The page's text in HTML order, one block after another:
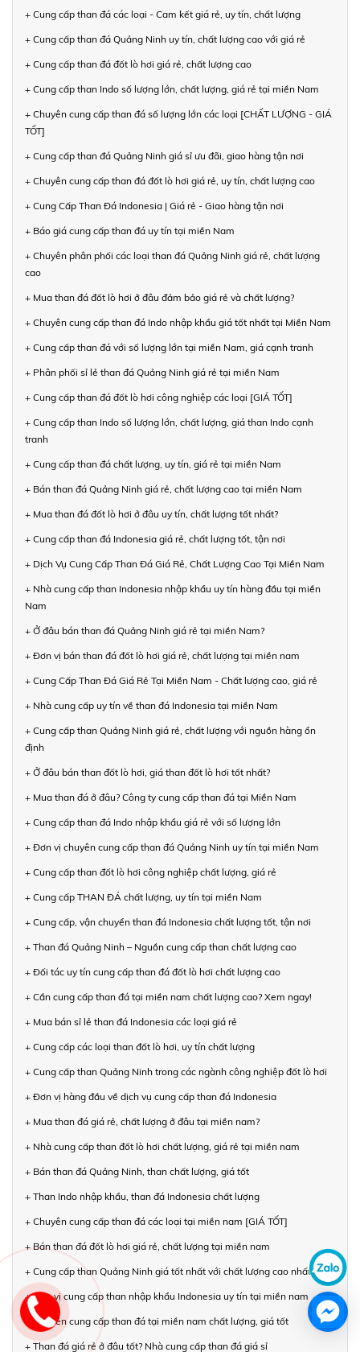
+ Cung cấp than đá các loại - Cam kết giá rẻ, uy tín, chất lượng
+ Cung cấp than đá Quảng Ninh uy tín, chất lượng cao với giá rẻ
+ Cung cấp than đá đốt lò hơi giá rẻ, chất lượng cao
+ Cung cấp than Indo số lượng lớn, chất lượng, giá rẻ tại miền Nam
+ Chuyên cung cấp than đá số lượng lớn các loại [CHẤT LƯỢNG - GIÁ
TỐT]
+ Cung cấp than đá Quảng Ninh giá sỉ ưu đãi, giao hàng tận nơi
+ Chuyên cung cấp than đá đốt lò hơi giá rẻ, uy tín, chất lượng cao
+ Cung Cấp Than Đá Indonesia | Giá rẻ - Giao hàng tận nơi
+ Báo giá cung cấp than đá uy tín tại miền Nam
+ Chuyên phân phối các loại than đá Quảng Ninh giá rẻ, chất lượng
cao
+ Mua than đá đốt lò hơi ở đâu đảm bảo giá rẻ và chất lượng?
+ Chuyên cung cấp than đá Indo nhập khẩu giá tốt nhất tại Miền Nam
+ Cung cấp than đá với số lượng lớn tại miền Nam, giá cạnh tranh
+ Phân phối sỉ lẻ than đá Quảng Ninh giá rẻ tại miền Nam
+ Cung cấp than đá đốt lò hơi công nghiệp các loại [GIÁ TỐT]
+ Cung cấp than Indo số lượng lớn, chất lượng, giá than Indo cạnh
tranh
+ Cung cấp than đá chất lượng, uy tín, giá rẻ tại miền Nam
+ Bán than đá Quảng Ninh giá rẻ, chất lượng cao tại miền Nam
+ Mua than đá đốt lò hơi ở đâu uy tín, chất lượng tốt nhất?
+ Cung cấp than đá Indonesia giá rẻ, chất lượng tốt, tận nơi
+ Dịch Vụ Cung Cấp Than Đá Giá Rẻ, Chất Lượng Cao Tại Miền Nam
+ Nhà cung cấp than Indonesia nhập khẩu uy tín hàng đầu tại miền
Nam
+ Ở đâu bán than đá Quảng Ninh giá rẻ tại miền Nam?
+ Đơn vị bán than đá đốt lò hơi giá rẻ, chất lượng tại miền nam
+ Cung Cấp Than Đá Giá Rẻ Tại Miền Nam - Chất lượng cao, giá rẻ
+ Nhà cung cấp uy tín về than đá Indonesia tại miền Nam
+ Cung cấp than Quảng Ninh giá rẻ, chất lượng với nguồn hàng ổn
định
+ Ở đâu bán than đốt lò hơi, giá than đốt lò hơi tốt nhất?
+ Mua than đá ở đâu? Công ty cung cấp than đá tại Miền Nam
+ Cung cấp than đá Indo nhập khẩu giá rẻ với số lượng lớn
+ Đơn vị chuyên cung cấp than đá Quảng Ninh uy tín tại miền Nam
+ Cung cấp than đốt lò hơi công nghiệp chất lượng, giá rẻ
+ Cung cấp THAN ĐÁ chất lượng, uy tín tại miền Nam
+ Cung cấp, vận chuyển than đá Indonesia chất lượng tốt, tận nơi
+ Than đá Quảng Ninh – Nguồn cung cấp than chất lượng cao
+ Đối tác uy tín cung cấp than đá đốt lò hơi chất lượng cao
+ Cần cung cấp than đá tại miền nam chất lượng cao? Xem ngay!
+ Mua bán sỉ lẻ than đá Indonesia các loại giá rẻ
+ Cung cấp các loại than đốt lò hơi, uy tín chất lượng
+ Cung cấp than Quảng Ninh trong các ngành công nghiệp đốt lò hơi
+ Đơn vị hàng đầu về dịch vụ cung cấp than đá Indonesia
+ Mua than đá giá rẻ, chất lượng ở đâu tại miền nam?
+ Nhà cung cấp than đốt lò hơi chất lượng, giá rẻ tại miền nam
+ Bán than đá Quảng Ninh, than chất lượng, giá tốt
+ Than Indo nhập khẩu, than đá Indonesia chất lượng
+ Chuyên cung cấp than đá các loại tại miền nam [GIÁ TỐT]
+ Bán than đá đốt lò hơi giá rẻ, chất lượng tại miền nam
+ Cung cấp than Quảng Ninh giá tốt nhất với chất lượng cao nhất
+ Đơn vị cung cấp than nhập khẩu Indonesia uy tín tại miền nam
+ Chuyên cung cấp than đá tại miền nam chất lượng, giá tốt
+ Than đá giá rẻ ở đâu tốt? Nhà cung cấp than đá giá sỉ